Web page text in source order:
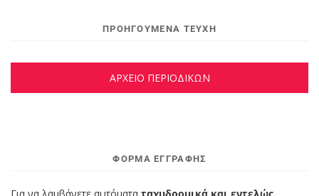
ΠΡΟΗΓΟΥΜΕΝΑ ΤΕΥΧΗ
ΑΡΧΕΙΟ ΠΕΡΙΟΔΙΚΩΝ
ΦΌΡΜΑ ΕΓΓΡΑΦΉΣ
Για να λαμβάνετε αυτόματα ταχυδρομικά και εντελώς